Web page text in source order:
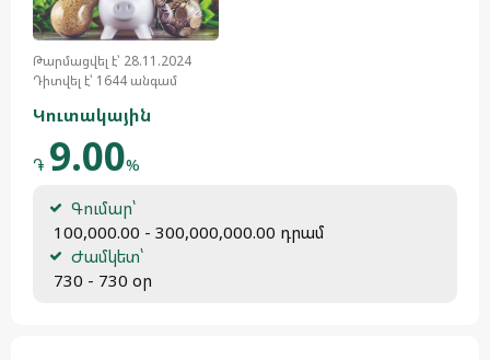
Թարմացվել է՝ 28.11.2024
Դիտվել է՝ 1644 անգամ
Կուտակային
֏ 9.00%
Գումար՝
100,000.00 - 300,000,000.00 դրամ
Ժամկետ՝
730 - 730 օր